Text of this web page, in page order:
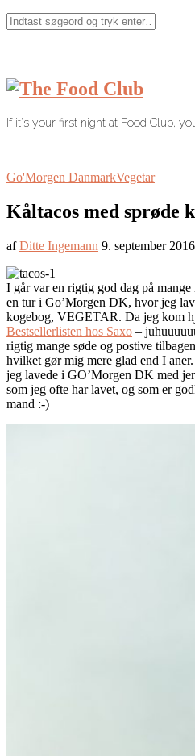
If it's your first night at Food Club,
Go'Morgen DanmarkVegetar
Kåltacos med sprøde
afDitte Ingemann 9. september 2016
I går var en rigtig god dag på mange
en tur i Go’Morgen DK, hvor jeg
kogebog, VEGETAR. Da jeg kom
Bestsellerlisten hos Saxo –
rigtig mange søde og postive
hvilket gør mig mere glad end I
jeg lavede i GO’Morgen DK med
som jeg ofte har lavet, og som er
mand :-)